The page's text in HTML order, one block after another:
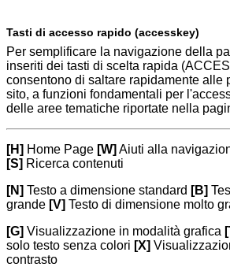
Tasti di accesso rapido (accesskey)
Per semplificare la navigazione della
inseriti dei tasti di scelta rapida
consentono di saltare rapidamente alle
sito, a funzioni fondamentali per
delle aree tematiche riportate nella
[H] Home Page [W] Aiuti alla
[S] Ricerca contenuti
[N] Testo a dimensione standard [B]
grande [V] Testo di dimensione molto
[G] Visualizzazione in modalità grafica
solo testo senza colori [X]
contrasto